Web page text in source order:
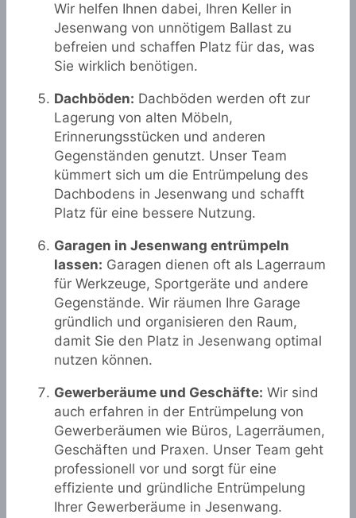
Wir helfen Ihnen dabei, Ihren Keller in
Jesenwang von unnötigem Ballast zu
befreien und schaffen Platz für das, was
Sie wirklich benötigen.
Dachböden: Dachböden werden oft zur
Lagerung von alten Möbeln,
Erinnerungsstücken und anderen
Gegenständen genutzt. Unser Team
kümmert sich um die Entrümpelung des
Dachbodens in Jesenwang und schafft
Platz für eine bessere Nutzung.
Garagen in Jesenwang entrümpeln
lassen: Garagen dienen oft als Lagerraum
für Werkzeuge, Sportgeräte und andere
Gegenstände. Wir räumen Ihre Garage
gründlich und organisieren den Raum,
damit Sie den Platz in Jesenwang optimal
nutzen können.
Gewerberäume und Geschäfte: Wir sind
auch erfahren in der Entrümpelung von
Gewerberäumen wie Büros, Lagerräumen,
Geschäften und Praxen. Unser Team geht
professionell vor und sorgt für eine
effiziente und gründliche Entrümpelung
Ihrer Gewerberäume in Jesenwang.